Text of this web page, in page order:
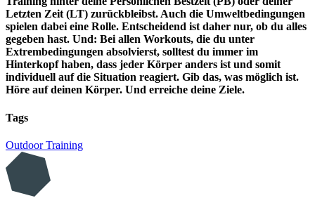
Letzten Zeit (LT) zurückbleibst. Auch die Umweltbedingungen
spielen dabei eine Rolle. Entscheidend ist daher nur, ob du alles
gegeben hast. Und: Bei allen Workouts, die du unter
Extrembedingungen absolvierst, solltest du immer im
Hinterkopf haben, dass jeder Körper anders ist und somit
individuell auf die Situation reagiert. Gib das, was möglich ist.
Höre auf deinen Körper. Und erreiche deine Ziele.
Tags
Outdoor Training